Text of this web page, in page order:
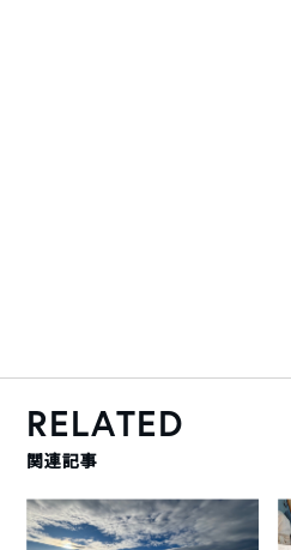
RELATED
関連記事